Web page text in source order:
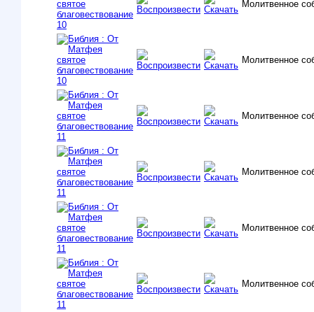
Молитвенное
Молитвенное
Молитвенное
Молитвенное
Молитвенное
Молитвенное